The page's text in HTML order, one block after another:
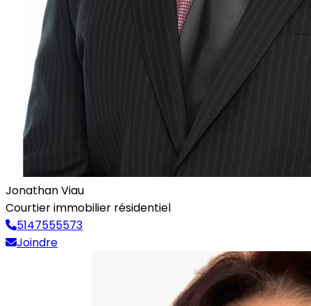
Jonathan Viau
Courtier immobilier résidentiel
5147555573
Joindre